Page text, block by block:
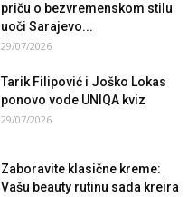
priču o bezvremenskom stilu
uoči Sarajevo...
29/07/2026
Tarik Filipović i Joško Lokas
ponovo vode UNIQA kviz
29/07/2026
Zaboravite klasične kreme:
Vašu beauty rutinu sada kreira